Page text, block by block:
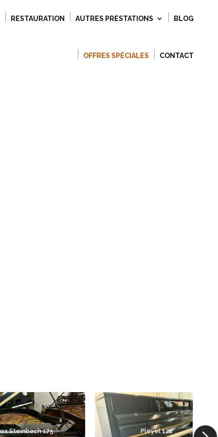
RESTAURATION AUTRES PRESTATIONS BLOG
OFFRES SPÉCIALES CONTACT
Steinbach 175 Pleyel 121